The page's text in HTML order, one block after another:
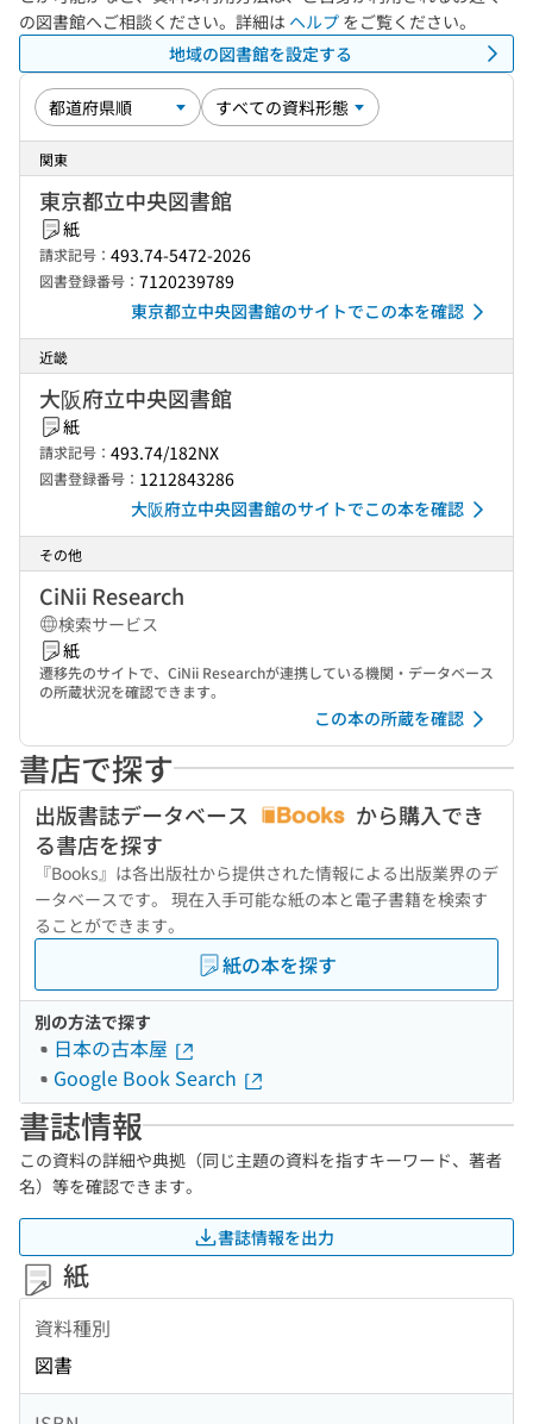
の図書館へご相談ください。詳細は ヘルプ をご覧ください。
地域の図書館を設定する
関東
東京都立中央図書館
紙
請求記号： 493.74-5472-2026
図書登録番号： 7120239789
東京都立中央図書館のサイトでこの本を確認
近畿
大阪府立中央図書館
紙
請求記号： 493.74/182NX
図書登録番号： 1212843286
大阪府立中央図書館のサイトでこの本を確認
その他
CiNii Research
検索サービス
紙
遷移先のサイトで、CiNii Researchが連携している機関・データベース
の所蔵状況を確認できます。
この本の所蔵を確認
書店で探す
出版書誌データベース
から購入でき
る書店を探す
『Books』は各出版社から提供された情報による出版業界のデ
ータベースです。 現在入手可能な紙の本と電子書籍を検索す
ることができます。
紙の本を探す
別の方法で探す
日本の古本屋
Google Book Search
書誌情報
この資料の詳細や典拠（同じ主題の資料を指すキーワード、著者
名）等を確認できます。
書誌情報を出力
紙
資料種別
図書